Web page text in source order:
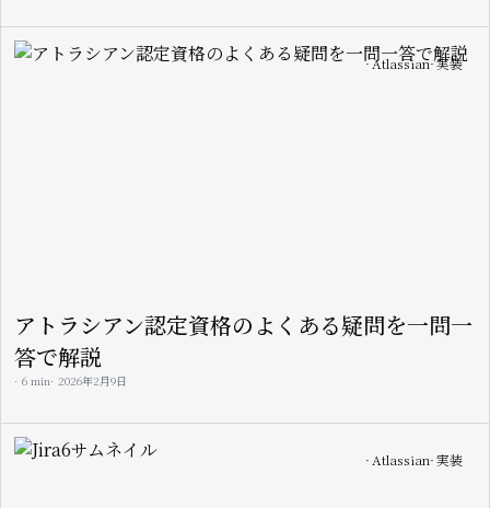
Image Atlassian 実装
アトラシアン認定資格のよくある疑問を一問一
答で解説
6 min 2026年2月9日
Image Atlassian 実装